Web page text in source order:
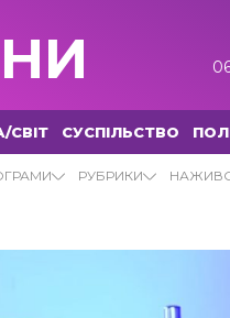
СВІТ СУСПІЛЬСТВО
РУБРИКИ